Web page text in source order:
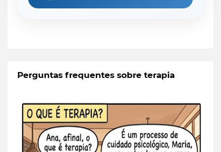
Perguntas frequentes sobre terapia